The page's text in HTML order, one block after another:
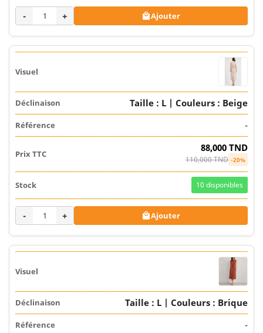
- + Ajouter
Taille : L | Couleurs : Beige
-
88,000 TND
110,000 TND -20%
10 disponibles
- + Ajouter
Taille : L | Couleurs : Brique
-